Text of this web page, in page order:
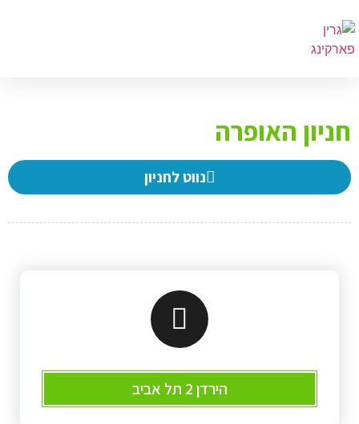
האופרה
נווט לחניון
הירדן 2 תל אביב